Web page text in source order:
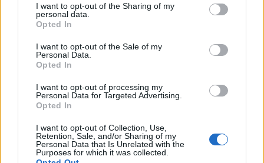
not limited to your visit or usage behaviour. You may click to
grant or deny consent to Google and its third-party tags to
use your data for below specified purposes in below Google
consent section.
I want to opt-out of the Sharing of my
personal data.
Opted In
I want to opt-out of the Sale of my
Personal Data.
Opted In
I want to opt-out of processing my
Personal Data for Targeted Advertising.
Opted In
I want to opt-out of Collection, Use,
Retention, Sale, and/or Sharing of my
Personal Data that Is Unrelated with the
Purposes for which it was collected.
Mindez teljesen tudatos Singleton részéről, aki fogja
a szinte kizárólag fehér sztároknak fenntartott